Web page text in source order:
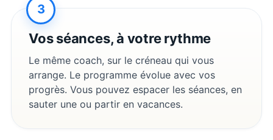
3
Vos séances, à votre rythme
Le même coach, sur le créneau qui vous
arrange. Le programme évolue avec vos
progrès. Vous pouvez espacer les séances, en
sauter une ou partir en vacances.